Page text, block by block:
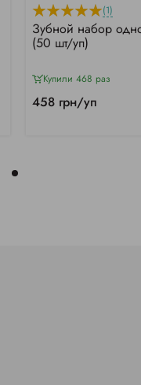
(1)
Зубной набор
(50 шт/уп)
Купили 468 раз
458 грн/уп